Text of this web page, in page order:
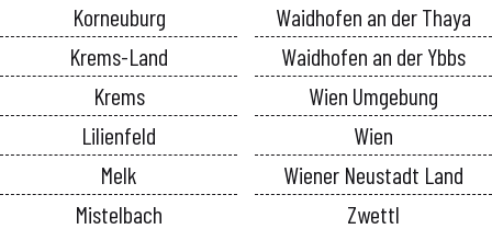
Korneuburg
Krems-Land
Krems
Lilienfeld
Melk
Mistelbach
Waidhofen an der Thaya
Waidhofen an der Ybbs
Wien Umgebung
Wien
Wiener Neustadt Land
Zwettl